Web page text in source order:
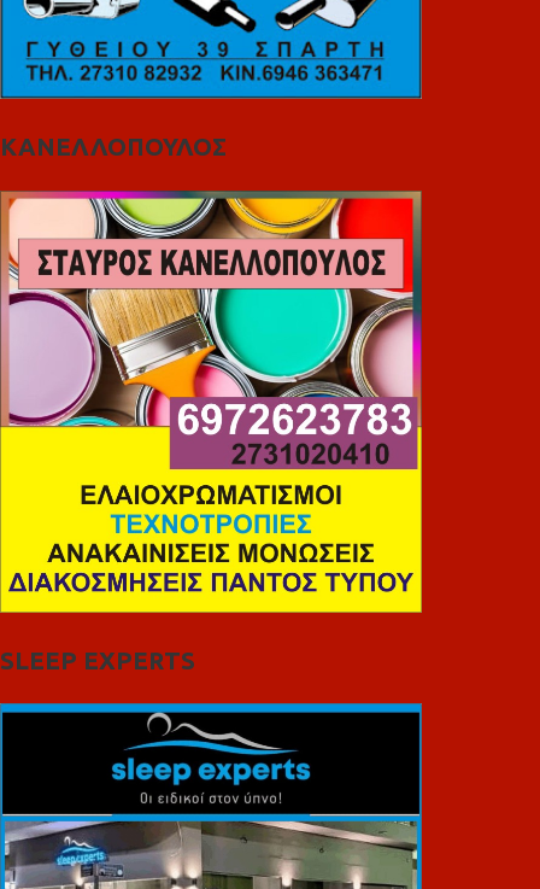
ΚΑΝΕΛΛΟΠΟΥΛΟΣ
SLEEP EXPERTS